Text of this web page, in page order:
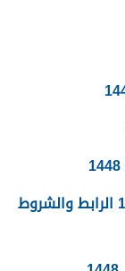
استخراج رخص حفر الابار في السعودية 1448 الرابط والشروط